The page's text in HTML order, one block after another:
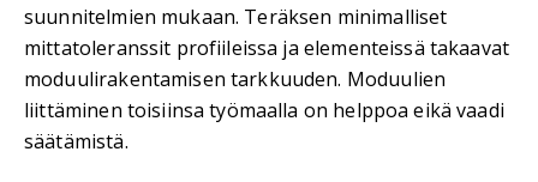
suunnitelmien mukaan. Teräksen minimalliset
mittatoleranssit profiileissa ja elementeissä takaavat
moduulirakentamisen tarkkuuden. Moduulien
liittäminen toisiinsa työmaalla on helppoa eikä vaadi
säätämistä.